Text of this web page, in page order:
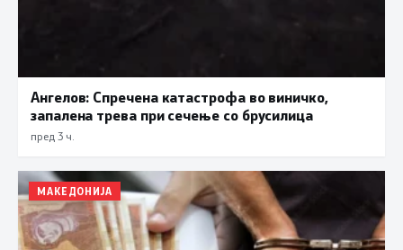
Ангелов: Спречена катастрофа во виничко,
запалена трева при сечење со брусилица
пред 3 ч.
МАКЕДОНИЈА